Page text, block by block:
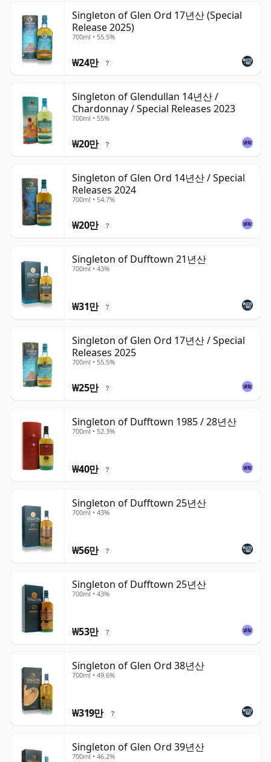
Singleton of Glen Ord 17년산 (Special
Release 2025)
700ml • 55.5%
₩24만 ?
Singleton of Glendullan 14년산 /
Chardonnay / Special Releases 2023
700ml • 55%
₩20만 ?
Singleton of Glen Ord 14년산 / Special
Releases 2024
700ml • 54.7%
₩20만 ?
Singleton of Dufftown 21년산
700ml • 43%
₩31만 ?
Singleton of Glen Ord 17년산 / Special
Releases 2025
700ml • 55.5%
₩25만 ?
Singleton of Dufftown 1985 / 28년산
700ml • 52.3%
₩40만 ?
Singleton of Dufftown 25년산
700ml • 43%
₩56만 ?
Singleton of Dufftown 25년산
700ml • 43%
₩53만 ?
Singleton of Glen Ord 38년산
700ml • 49.6%
₩319만 ?
Singleton of Glen Ord 39년산
700ml • 46.2%